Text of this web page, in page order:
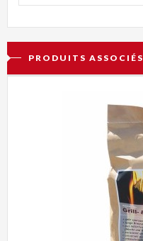
PRODUITS ASSOCIÉS